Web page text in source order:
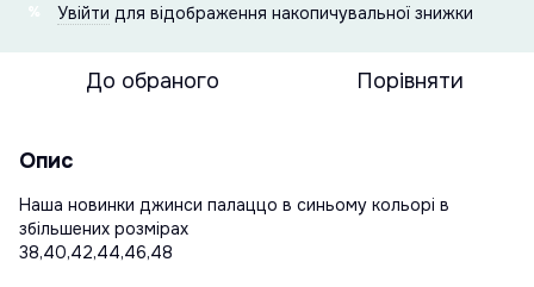
Увійти для відображення накопичувальної знижки
До обраного Порівняти
Опис
Наша новинки джинси палаццо в синьому кольорі в
збільшених розмірах
38,40,42,44,46,48